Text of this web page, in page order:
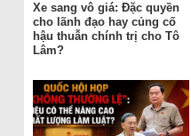
Xe sang vô giá: Đặc quyền
cho lãnh đạo hay củng cố
hậu thuẫn chính trị cho Tô
Lâm?